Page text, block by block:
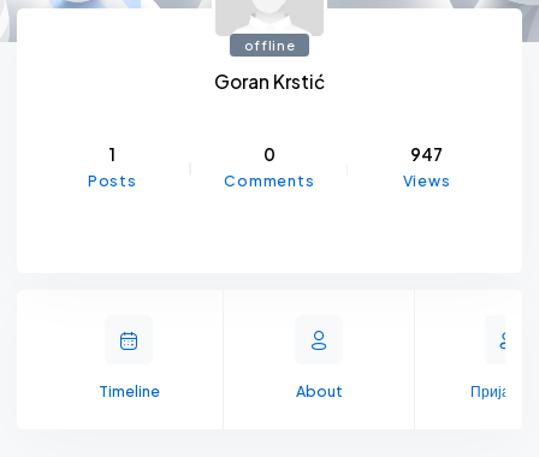
offline
Goran Krstić
1
Posts
0
Comments
947
Views
Timeline About